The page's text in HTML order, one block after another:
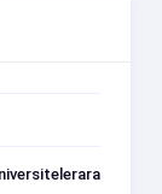
Kurul